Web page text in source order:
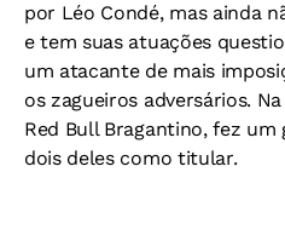
por Léo Condé, mas ainda
e tem suas atuações
um atacante de mais
os zagueiros adversários.
Red Bull Bragantino, fez um
dois deles como titular.